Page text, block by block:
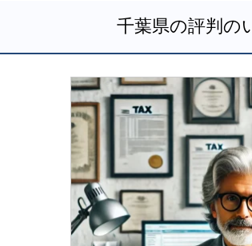
千葉県の評判の